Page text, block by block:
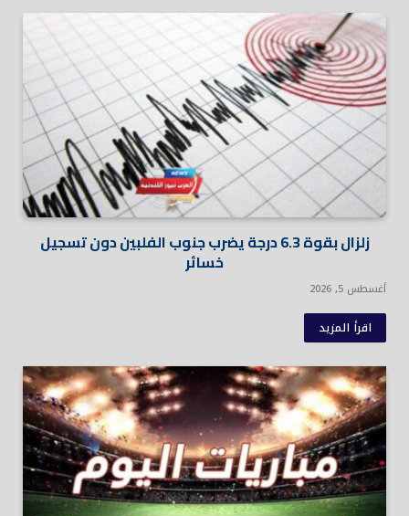
زلزال بقوة 6.3 درجة يضرب جنوب الفلبين دون تسجيل
خسائر
أغسطس 5, 2026
اقرأ المزيد